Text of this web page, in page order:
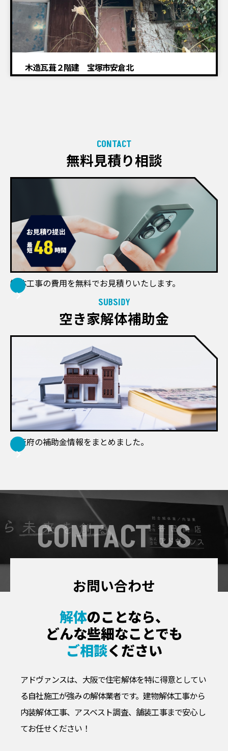
木造瓦葺２階建 宝塚市安倉北
CONTACT
無料見積り相談
解体工事の費用を無料でお見積りいたします。
SUBSIDY
空き家解体補助金
大阪府の補助金情報をまとめました。
CONTACT US
お問い合わせ
解体のことなら、
どんな些細なことでも
ご相談ください
アドヴァンスは、大阪で住宅解体を特に得意としてい
る自社施工が強みの解体業者です。建物解体工事から
内装解体工事、アスベスト調査、舗装工事まで安心し
てお任せください！